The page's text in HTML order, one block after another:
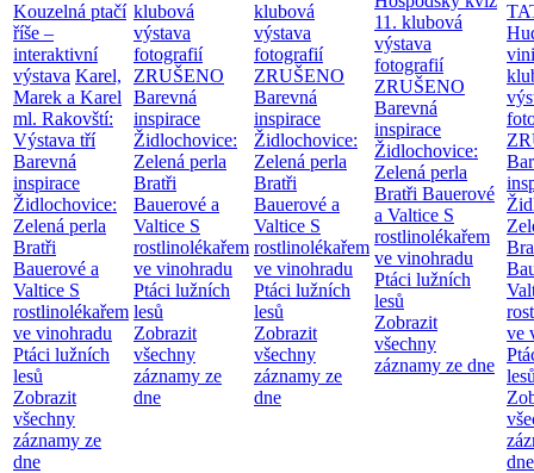
Kouzelná ptačí
říše –
interaktivní
výstava Karel,
Marek a Karel
ml. Rakovští:
Výstava tří
Barevná
inspirace
Židlochovice:
Zelená perla
Bratři
Bauerové a
Valtice S
rostlinolékařem
ve vinohradu
Ptáci lužních
lesů
Zobrazit
všechny
záznamy ze
dne
klubová
výstava
fotografií
ZRUŠENO
Barevná
inspirace
Židlochovice:
Zelená perla
Bratři
Bauerové a
Valtice S
rostlinolékařem
ve vinohradu
Ptáci lužních
lesů
Zobrazit
všechny
záznamy ze
dne
klubová
výstava
fotografií
ZRUŠENO
Barevná
inspirace
Židlochovice:
Zelená perla
Bratři
Bauerové a
Valtice S
rostlinolékařem
ve vinohradu
Ptáci lužních
lesů
Zobrazit
všechny
záznamy ze
dne
11. klubová
výstava
fotografií
ZRUŠENO
Barevná
inspirace
Židlochovice:
Zelená perla
Bratři Bauerové
a Valtice S
rostlinolékařem
ve vinohradu
Ptáci lužních
lesů
Zobrazit
všechny
záznamy ze dne
ve
dne